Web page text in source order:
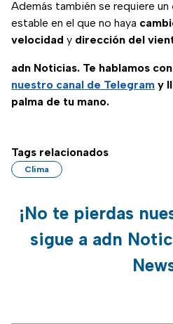
Además también se requiere un
estable en el que no haya
velocidad y dirección del
adn Noticias. Te hablamos
nuestro canal de Telegram y
palma de tu mano.
Tags relacionados
Clima
¡No te pierdas
sigue a adn